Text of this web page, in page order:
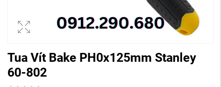
Tua Vít Bake PH0x125mm Stanley
60-802